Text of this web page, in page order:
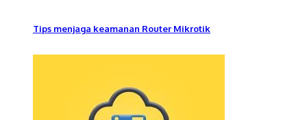
Tips menjaga keamanan Router Mikrotik